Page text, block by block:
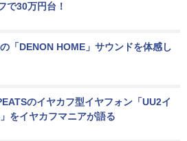
で30万円台！
「DENON HOME」サウンドを体感し
のイヤカフ型イヤフォン「UU2イ
をイヤカフマニアが語る